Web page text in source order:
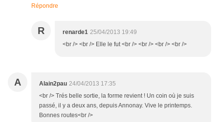
Répondre
R renarde1 25/04/2013 19:49
<br /> <br /> Elle le fut <br /> <br /> <br /> <br />
A Alain2pau 24/04/2013 17:35
<br /> Trés belle sortie, la forme revient ! Un coin où je suis
passé, il y a deux ans, depuis Annonay. Vive le printemps.
Bonnes routes<br />